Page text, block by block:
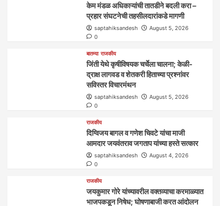
केम मंडळ अधिकाऱ्यांची तातडीने बदली करा –
प्रहार संघटनेची तहसीलदारांकडे मागणी
saptahiksandesh
August 5, 2026
0
बातम्या राजकीय
जिंती येथे कृषीविषयक चर्चेला चालना; केळी-
द्राक्ष लागवड व शेतकरी हिताच्या प्रश्नांवर
सविस्तर विचारमंथन
saptahiksandesh
August 5, 2026
0
राजकीय
दिग्विजय बागल व गणेश चिवटे यांचा माजी
आमदार जयवंतराव जगताप यांच्या हस्ते सत्कार
saptahiksandesh
August 4, 2026
0
राजकीय
जयकुमार गोरे यांच्यावरील वक्तव्याचा करमाळ्यात
भाजपकडून निषेध; घोषणाबाजी करत आंदोलन